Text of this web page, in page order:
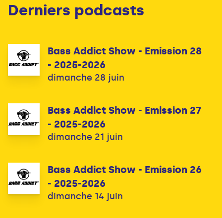
Derniers podcasts
Bass Addict Show - Emission 28
- 2025-2026
dimanche 28 juin
Bass Addict Show - Emission 27
- 2025-2026
dimanche 21 juin
Bass Addict Show - Emission 26
- 2025-2026
dimanche 14 juin